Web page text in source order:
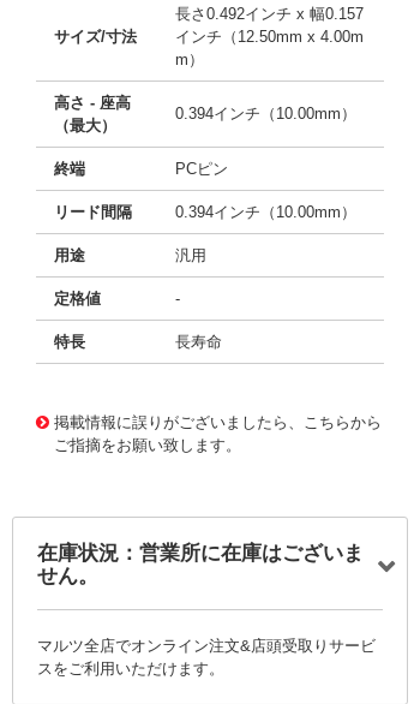
サイズ/寸法
長さ0.492インチ x 幅0.157
インチ（12.50mm x 4.00m
m）
高さ - 座高
（最大）
0.394インチ（10.00mm）
終端 PCピン
リード間隔 0.394インチ（10.00mm）
用途 汎用
定格値 -
特長 長寿命
掲載情報に誤りがございましたら、こちらから
ご指摘をお願い致します。
在庫状況：営業所に在庫はございま
せん。
マルツ全店でオンライン注文&店頭受取りサービ
スをご利用いただけます。